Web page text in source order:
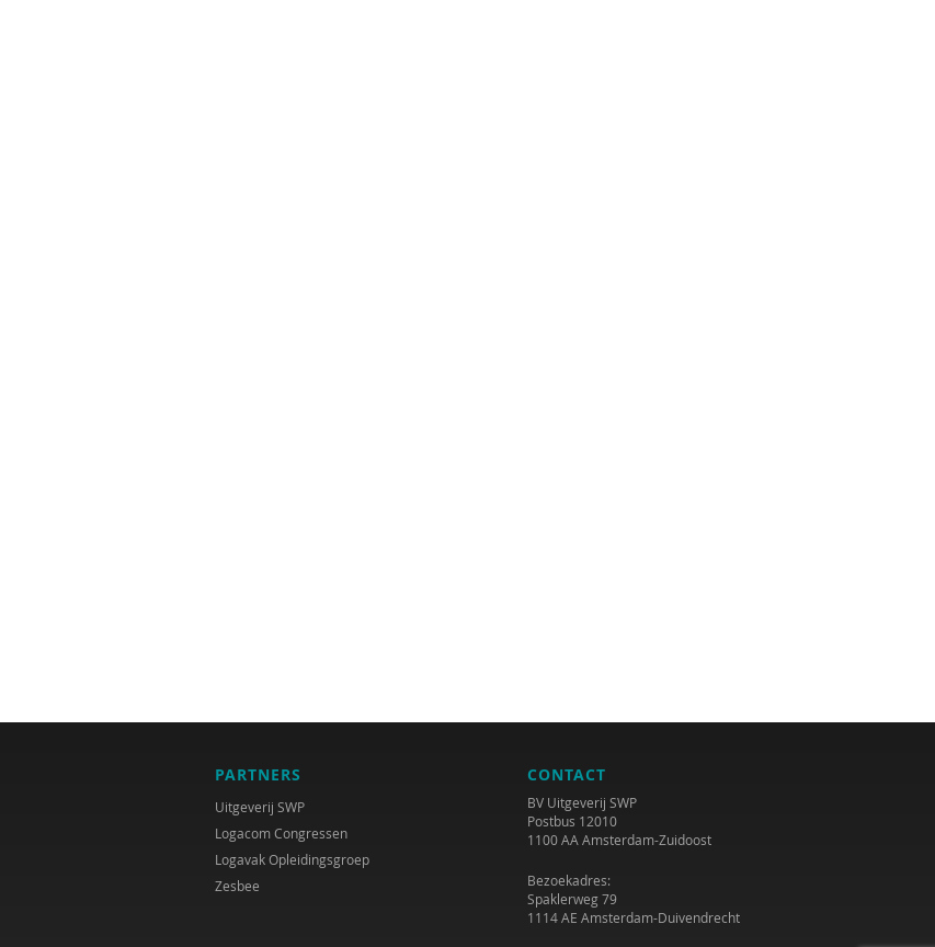
PARTNERS
Uitgeverij SWP
Logacom Congressen
Logavak Opleidingsgroep
Zesbee
CONTACT
BV Uitgeverij SWP
Postbus 12010
1100 AA Amsterdam-Zuidoost
Bezoekadres:
Spaklerweg 79
1114 AE Amsterdam-Duivendrecht